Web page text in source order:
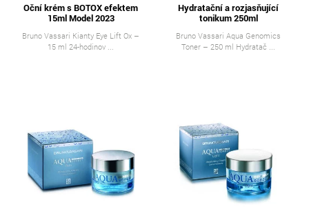
Oční krém s BOTOX efektem
15ml Model 2023
Bruno Vassari Kianty Eye Lift Ox –
15 ml 24-hodinov ...
Hydratační a rozjasňující
tonikum 250ml
Bruno Vassari Aqua Genomics
Toner – 250 ml Hydratač ...